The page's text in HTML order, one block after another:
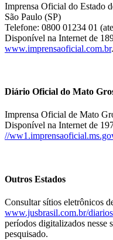
Imprensa Oficial do Estado
São Paulo (SP)
Telefone: 0800 01234 01
Disponível na Internet de
www.imprensaoficial.com.br.
Diário Oficial do Mato
Imprensa Oficial de Mato
Disponível na Internet de
//
Outros Estados
Consultar sítios eletrônicos
www.jusbrasil.com.br/diarios
períodos digitalizados nesse
pesquisado.